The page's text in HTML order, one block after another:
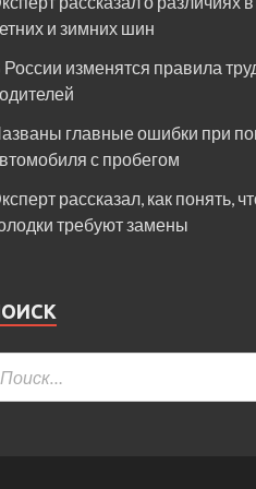
и зимних шин
России изменятся правила
главные ошибки при
с пробегом
рассказал, как понять,
требуют замены